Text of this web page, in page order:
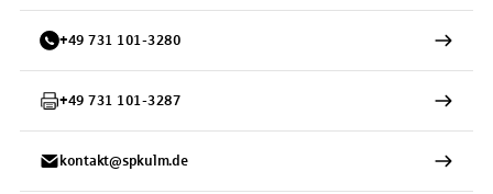
+49 731 101-3280
+49 731 101-3287
kontakt@spkulm.de